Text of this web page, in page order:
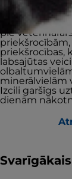
Hill's VET
barība ar jēra
šķirņu
pie
priekšrocības,
labsajūtas
minerālvielām
Izcili garšīgs
dienām
Svarīgākais